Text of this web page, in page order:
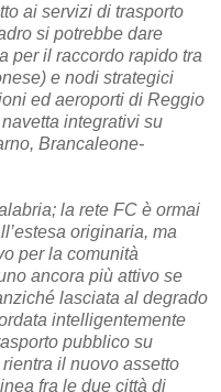
ai servizi di trasporto
si potrebbe dare
per il raccordo rapido tra
e nodi strategici
ed aeroporti di Reggio
integrativi su
Brancaleone-
la rete FC è ormai
originaria, ma
per la comunità
ancora più attivo se
lasciata al degrado
intelligentemente
pubblico su
il nuovo assetto
fra le due città di